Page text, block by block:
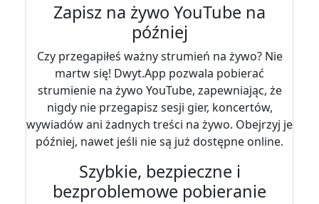
Zapisz na żywo YouTube na
później
Czy przegapiłeś ważny strumień na żywo? Nie
martw się! Dwyt.App pozwala pobierać
strumienie na żywo YouTube, zapewniając, że
nigdy nie przegapisz sesji gier, koncertów,
wywiadów ani żadnych treści na żywo. Obejrzyj je
później, nawet jeśli nie są już dostępne online.
Szybkie, bezpieczne i
bezproblemowe pobieranie